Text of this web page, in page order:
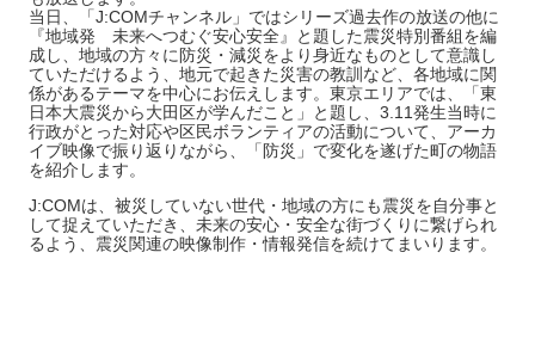
当日、「J:COMチャンネル」ではシリーズ過去作の放送の他に
『地域発 未来へつむぐ安心安全』と題した震災特別番組を編
成し、地域の方々に防災・減災をより身近なものとして意識し
ていただけるよう、地元で起きた災害の教訓など、各地域に関
係があるテーマを中心にお伝えします。東京エリアでは、「東
日本大震災から大田区が学んだこと」と題し、3.11発生当時に
行政がとった対応や区民ボランティアの活動について、アーカ
イブ映像で振り返りながら、「防災」で変化を遂げた町の物語
を紹介します。
J:COMは、被災していない世代・地域の方にも震災を自分事と
して捉えていただき、未来の安心・安全な街づくりに繋げられ
るよう、震災関連の映像制作・情報発信を続けてまいります。